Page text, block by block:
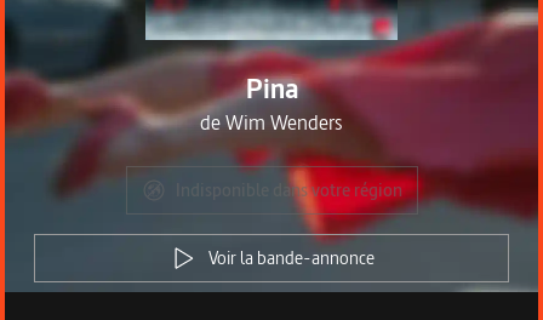
Pina
deWim Wenders
Indisponible dans votre région
Voir la bande-annonce